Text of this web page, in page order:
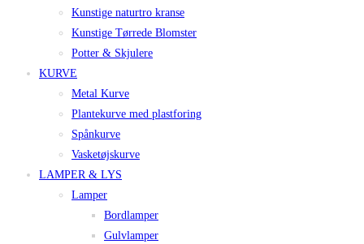
Kunstige naturtro kranse
Kunstige Tørrede Blomster
Potter & Skjulere
KURVE
Metal Kurve
Plantekurve med plastforing
Spånkurve
Vasketøjskurve
LAMPER & LYS
Lamper
Bordlamper
Gulvlamper